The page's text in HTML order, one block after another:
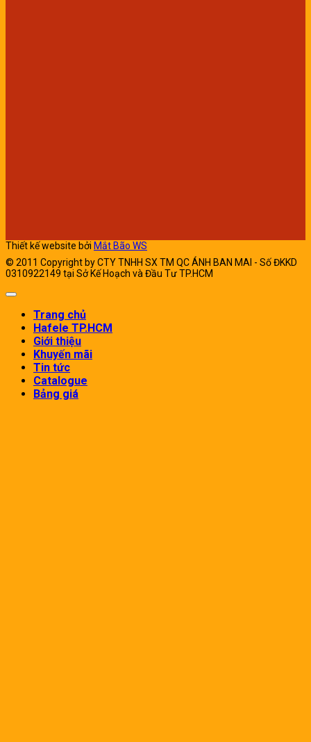
Thiết kế website bởi Mắt Bão WS
© 2011 Copyright by CTY TNHH SX TM QC ÁNH BAN MAI - Số ĐKKD
0310922149 tại Sở Kế Hoạch và Đầu Tư TP.HCM
Trang chủ
Hafele TP.HCM
Giới thiệu
Khuyến mãi
Tin tức
Catalogue
Bảng giá